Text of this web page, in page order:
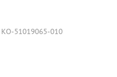
КО-51019065-010